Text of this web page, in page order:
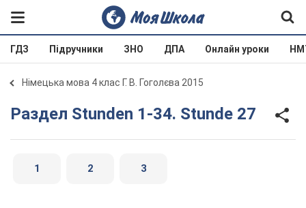
ГДЗ Підручники ЗНО ДПА Онлайн уроки
Німецька мова 4 клас Г. В. Гоголєва 2015
Раздел Stunden 1-34. Stunde 27
1 2 3